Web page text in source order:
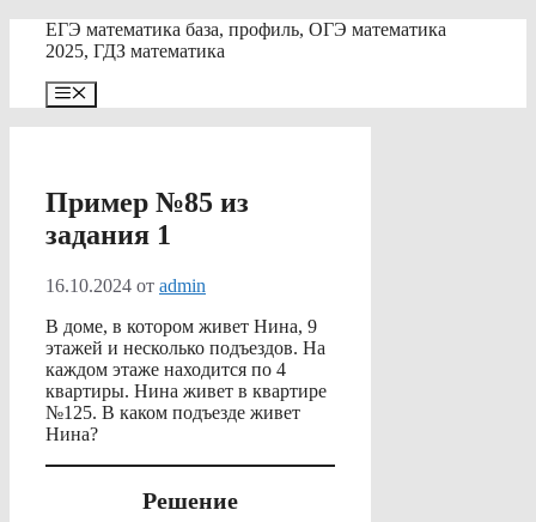
Перейти
ЕГЭ математика база, профиль, ОГЭ математика
2025, ГДЗ математика
Меню
Пример №85 из
задания 1
16.10.2024 от admin
В доме, в котором живет Нина, 9
этажей и несколько подъездов. На
каждом этаже находится по 4
квартиры. Нина живет в квартире
№125. В каком подъезде живет
Нина?
Решение